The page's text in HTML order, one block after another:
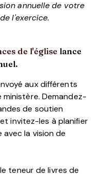
annuelle de votre
l'exercice.
de l'église lance
aux différents
Demandez-
de soutien
invitez-les à planifier
la vision de
teneur de livres de